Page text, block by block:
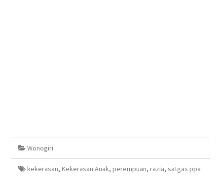
Wonogiri
kekerasan, Kekerasan Anak, perempuan, razia, satgas ppa